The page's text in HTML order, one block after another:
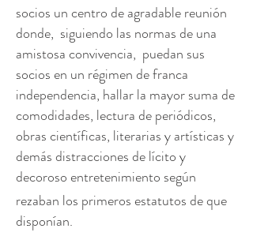
socios un centro de agradable reunión
donde, siguiendo las normas de una
amistosa convivencia, puedan sus
socios en un régimen de franca
independencia, hallar la mayor suma de
comodidades, lectura de periódicos,
obras científicas, literarias y artísticas y
demás distracciones de lícito y
decoroso entretenimiento según
rezaban los primeros estatutos de que
disponían.